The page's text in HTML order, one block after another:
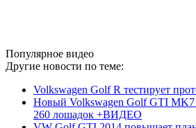
Популярное видео
Другие новости по теме:
Volkswagen Golf R тестирует
Новый Volkswagen Golf GTI MK7
260 лошадок +ВИДЕО